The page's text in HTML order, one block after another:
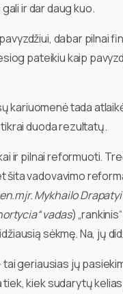
ir dar daug kuo.
dabar pilnai
pateikiu kaip
kariuomenė tada
duoda rezultatų.
ir pilnai reformuoti.
vadovavimo
Mykhailo
vadas)
sėkmę. Na, jų
geriausias jų
tiek, kiek sudarytų